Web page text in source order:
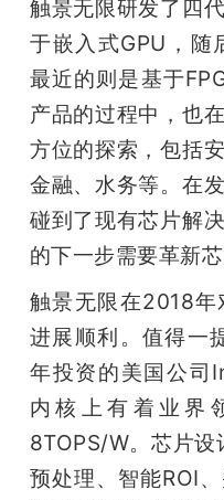
触景无限研发了四
于嵌入式GPU，随
最近的则是基于
产品的过程中，也
方位的探索，包括
金融、水务等。在
碰到了现有芯片解
的下一步需要革新芯
触景无限在2018年
进展顺利。值得一
年投资的美国公司
内核上有着业界
8TOPS/W。芯片设
预处理、智能ROI